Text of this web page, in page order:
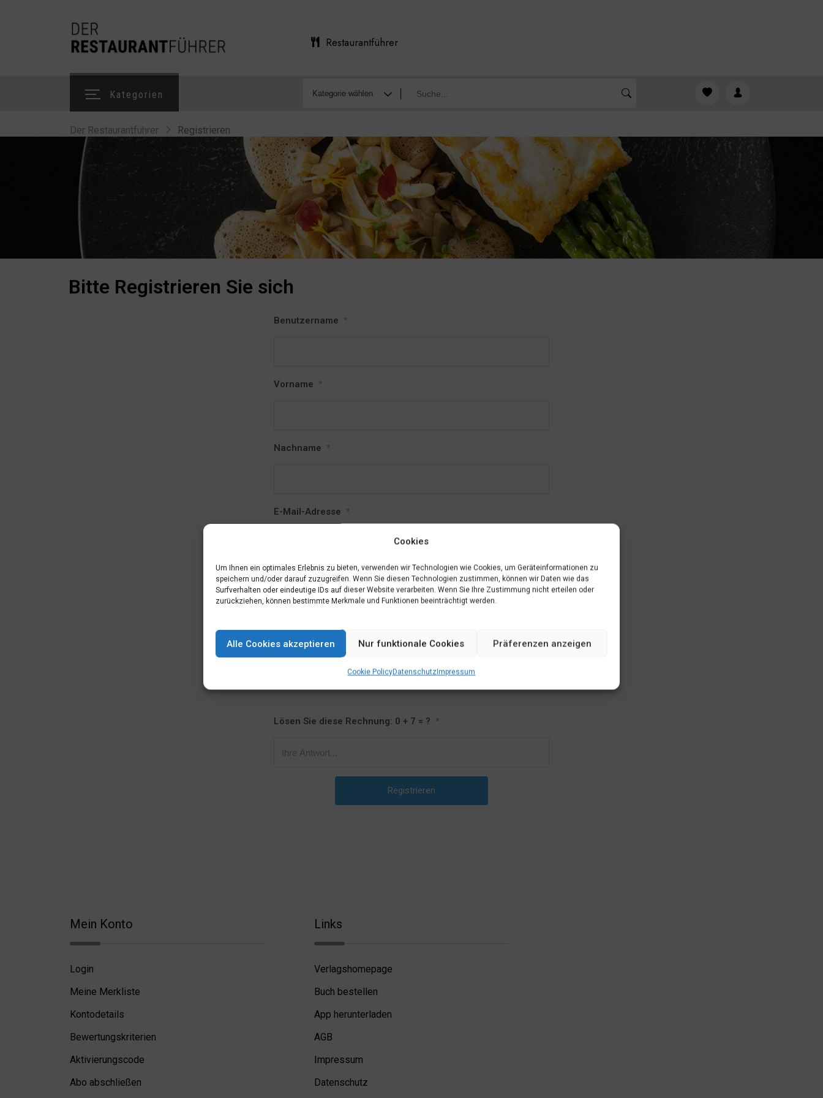
Cookies
Um Ihnen ein optimales Erlebnis zu bieten, verwenden wir Technologien wie Cookies, um Geräteinformationen zu
speichern und/oder darauf zuzugreifen. Wenn Sie diesen Technologien zustimmen, können wir Daten wie das
Surfverhalten oder eindeutige IDs auf dieser Website verarbeiten. Wenn Sie Ihre Zustimmung nicht erteilen oder
zurückziehen, können bestimmte Merkmale und Funktionen beeinträchtigt werden.
Alle Cookies akzeptieren Nur funktionale Cookies Präferenzen anzeigen
Cookie PolicyDatenschutzImpressum
Restaurantführer
Kategorien
Der Restaurantführer Registrieren
Bitte Registrieren Sie sich
Benutzername *
Vorname *
Nachname *
E-Mail-Adresse *
Passwort *
Passwort bestätigen
Lösen Sie diese Rechnung: 0 + 7 = ? *
Mein Konto
Login
Meine Merkliste
Kontodetails
Bewertungskriterien
Aktivierungscode
Abo abschließen
Links
Verlagshomepage
Buch bestellen
App herunterladen
AGB
Impressum
Datenschutz